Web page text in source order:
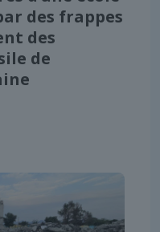
des frappes
des
de